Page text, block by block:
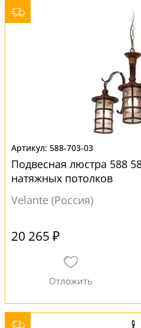
588-703-03
Подвесная люстра 588
натяжных потолков
Velante (Россия)
20 265 ₽